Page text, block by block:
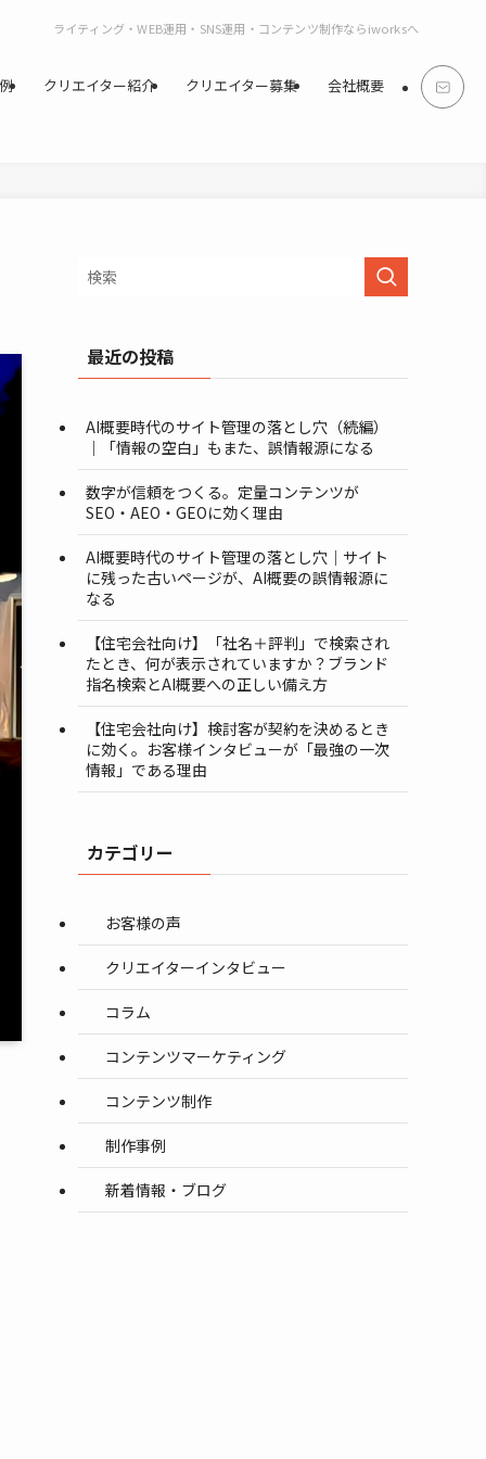
ライティング・WEB運用・SNS運用・コンテンツ制作ならiworksへ
クリエイター紹介 クリエイター募集 会社概要
最近の投稿
AI概要時代のサイト管理の落とし穴（続編）
｜「情報の空白」もまた、誤情報源になる
数字が信頼をつくる。定量コンテンツが
SEO・AEO・GEOに効く理由
AI概要時代のサイト管理の落とし穴｜サイト
に残った古いページが、AI概要の誤情報源に
なる
【住宅会社向け】「社名＋評判」で検索され
たとき、何が表示されていますか？ブランド
指名検索とAI概要への正しい備え方
【住宅会社向け】検討客が契約を決めるとき
に効く。お客様インタビューが「最強の一次
情報」である理由
カテゴリー
お客様の声
クリエイターインタビュー
コラム
コンテンツマーケティング
コンテンツ制作
制作事例
新着情報・ブログ